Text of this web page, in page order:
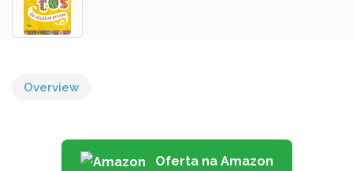
Overview
Oferta na Amazon